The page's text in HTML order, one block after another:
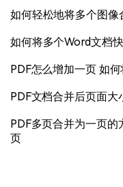
如何轻松地将多个图像
如何将多个Word文档
PDF怎么增加一页 如
PDF文档合并后页面大
PDF多页合并为一页
页